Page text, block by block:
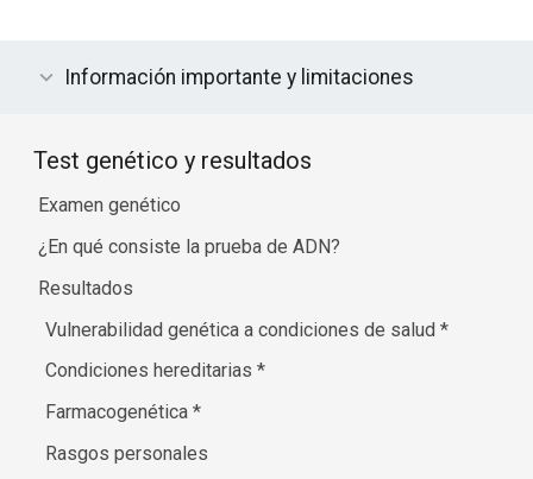
Información importante y limitaciones
Test genético y resultados
Examen genético
¿En qué consiste la prueba de ADN?
Resultados
Vulnerabilidad genética a condiciones de salud*
Condiciones hereditarias*
Farmacogenética*
Rasgos personales